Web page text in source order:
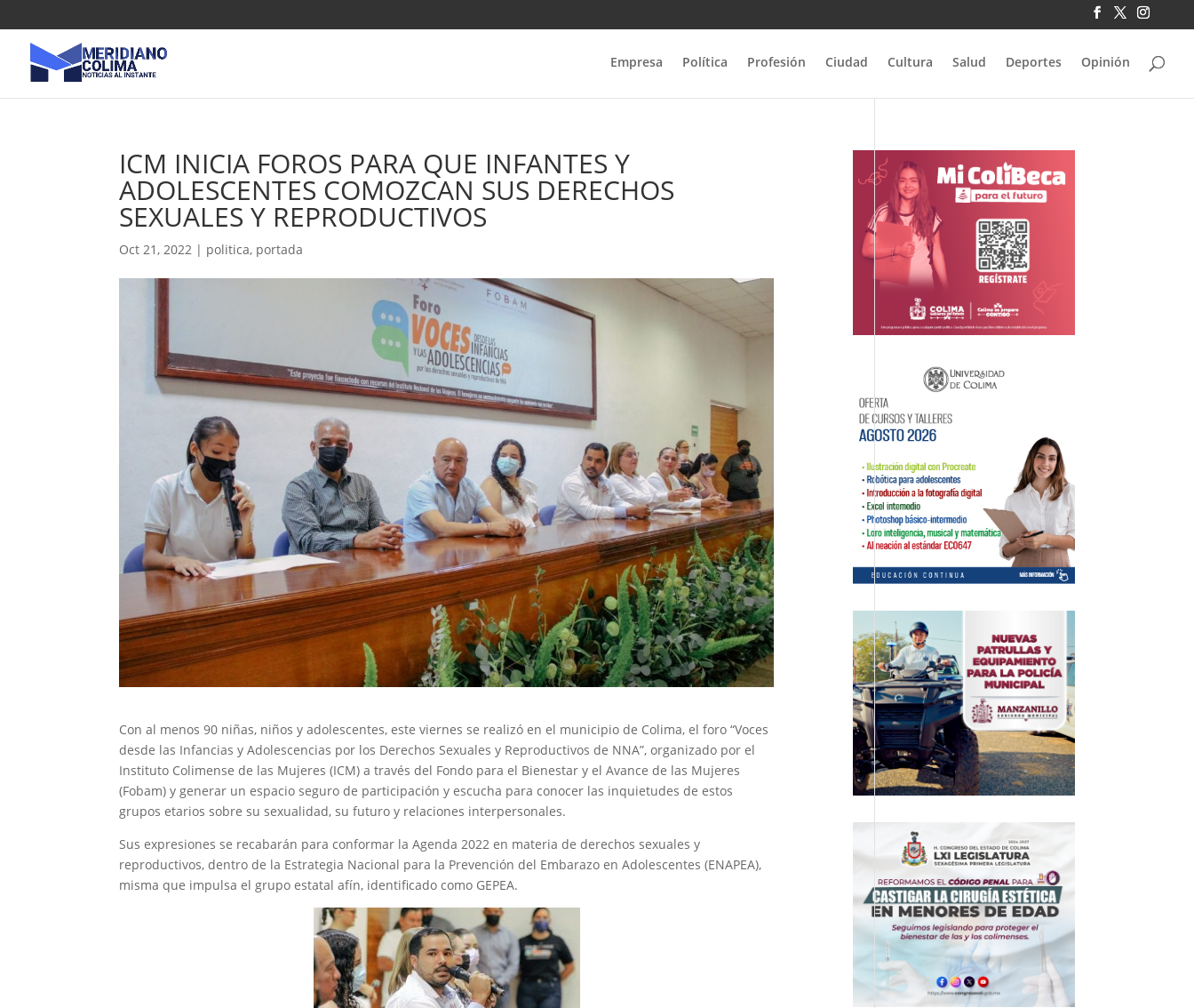
Empresa Política Profesión Ciudad Cultura Salud Deportes Opinión
ICM INICIA FOROS PARA QUE INFANTES Y
ADOLESCENTES COMOZCAN SUS DERECHOS
SEXUALES Y REPRODUCTIVOS
Oct 21, 2022 | politica, portada
Con al menos 90 niñas, niños y adolescentes, este viernes se realizó en el municipio de Colima, el foro “Voces
desde las Infancias y Adolescencias por los Derechos Sexuales y Reproductivos de NNA”, organizado por el
Instituto Colimense de las Mujeres (ICM) a través del Fondo para el Bienestar y el Avance de las Mujeres
(Fobam) y generar un espacio seguro de participación y escucha para conocer las inquietudes de estos
grupos etarios sobre su sexualidad, su futuro y relaciones interpersonales.
Sus expresiones se recabarán para conformar la Agenda 2022 en materia de derechos sexuales y
reproductivos, dentro de la Estrategia Nacional para la Prevención del Embarazo en Adolescentes (ENAPEA),
misma que impulsa el grupo estatal afín, identificado como GEPEA.